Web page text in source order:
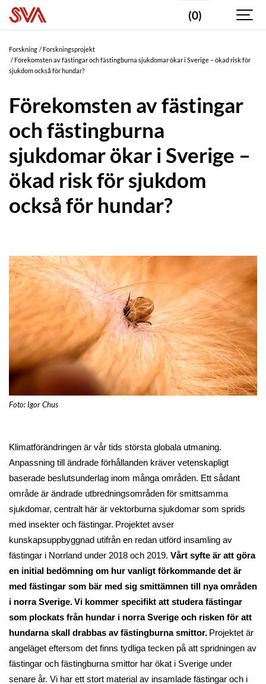
(0)
Forskning
Forskningsprojekt
Förekomsten av fästingar och fästingburna sjukdomar ökar i Sverige – ökad risk för
sjukdom också för hundar?
Förekomsten av fästingar
och fästingburna
sjukdomar ökar i Sverige –
ökad risk för sjukdom
också för hundar?
Foto: Igor Chus
Klimatförändringen är vår tids största globala utmaning.
Anpassning till ändrade förhållanden kräver vetenskapligt
baserade beslutsunderlag inom många områden. Ett sådant
område är ändrade utbredningsområden för smittsamma
sjukdomar, centralt här är vektorburna sjukdomar som sprids
med insekter och fästingar. Projektet avser
kunskapsuppbyggnad utifrån en redan utförd insamling av
fästingar i Norrland under 2018 och 2019. Vårt syfte är att göra
en initial bedömning om hur vanligt förkommande det är
med fästingar som bär med sig smittämnen till nya områden
i norra Sverige.Vi kommer specifikt att studera fästingar
som plockats från hundar i norra Sverige och risken för att
hundarna skall drabbas av fästingburna smittor. Projektet är
angeläget eftersom det finns tydliga tecken på att spridningen av
fästingar och fästingburna smittor har ökat i Sverige under
senare år. Vi har ett stort material av insamlade fästingar och i